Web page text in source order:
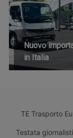
Nuovo
in Italia
TE Trasporto
Testata